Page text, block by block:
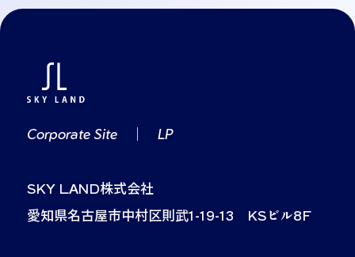
Corporate Site ｜LP
SKY LAND株式会社
愛知県名古屋市中村区則武1-19-13 KSビル8F